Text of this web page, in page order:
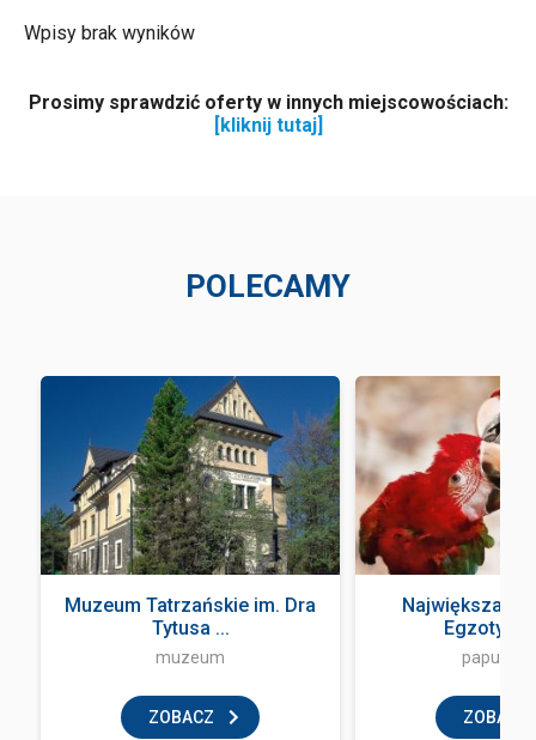
Wpisy brak wyników
Prosimy sprawdzić oferty w innych miejscowościach:
[kliknij tutaj]
POLECAMY
Muzeum Tatrzańskie im. Dra
Tytusa ...
muzeum
ZOBACZ
Największa
ZOBACZ